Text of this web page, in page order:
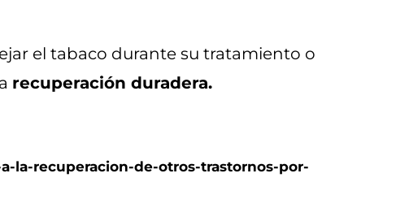
el tabaco durante su tratamiento o
recuperación duradera.
la-recuperacion-de-otros-trastornos-por-